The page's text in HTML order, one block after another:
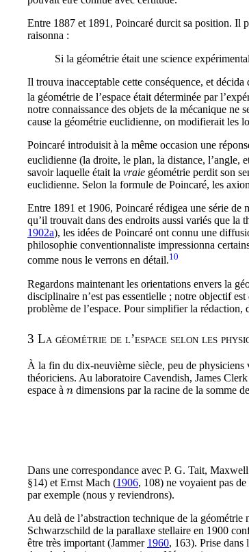
Entre 1887 et 1891, Poincaré durcit sa position. Il
raisonna :
Si la géométrie était une science
Il trouva inacceptable cette conséquence, et décida
la géométrie de l’espace était déterminée par
notre connaissance des objets de la mécanique ne
cause la géométrie euclidienne, on modifierait les
Poincaré introduisit à la même occasion une
euclidienne (la droite, le plan, la distance, l’angle,
savoir laquelle était la vraie géométrie perdit son
euclidienne. Selon la formule de Poincaré, les
Entre 1891 et 1906, Poincaré rédigea une série
qu’il trouvait dans des endroits aussi variés que
1902a), les idées de Poincaré ont connu une
philosophie conventionnaliste impressionna
comme nous le verrons en détail.10
Regardons maintenant les orientations envers la
disciplinaire n’est pas essentielle ; notre objectif
problème de l’espace. Pour simplifier la
3 La géométrie de l’espace selon les
À la fin du dix-neuvième siècle, peu de physiciens
théoriciens. Au laboratoire Cavendish, James
espace à n
n dimensions par la racine de la somme
Dans une correspondance avec P. G. Tait,
§14) et Ernst Mach (1906, 108) ne voyaient pas
par exemple (nous y reviendrons).
Au delà de l’abstraction technique de la
Schwarzschild de la parallaxe stellaire en 1900
être très important (Jammer 1960, 163). Prise dans